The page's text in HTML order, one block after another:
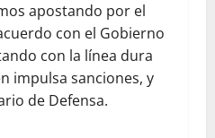
apostando por el
con el Gobierno
con la línea dura
impulsa sanciones, y
de Defensa.